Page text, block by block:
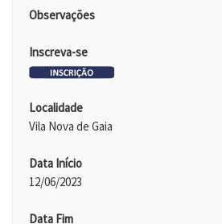
Observações
Inscreva-se
Localidade
Vila Nova de Gaia
Data Início
12/06/2023
Data Fim